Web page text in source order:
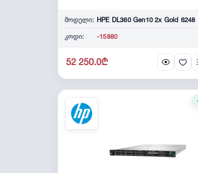
მოდელი: HPE DL360 Gen10 2x Gold 6248
კოდი: -15880
52 250.0₾